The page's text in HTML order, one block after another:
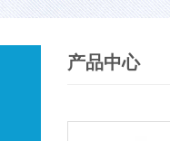
产品中心